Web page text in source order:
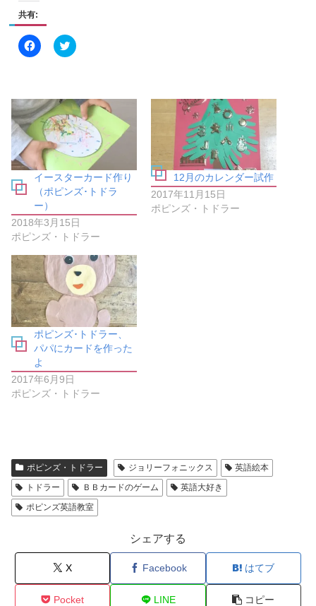
共有:
F
a
o
k
で
共
有
す
る
に
は
ク
リ
ッ
ク
し
て
く
さ
い
(
新
し
い
ウ
ィ
ン
ド
ウ
で
開
き
ま
す
ク
リ
T
w
i
t
t
e
r
で
共
有
(
新
い
ウ
ィ
ン
ド
ウ
で
開
き
ま
イースターカード作り
（ポピンズ･トドラ
ー）
2018年3月15日
ポピンズ・トドラー
12月のカレンダー試作
2017年11月15日
ポピンズ・トドラー
ポピンズ･トドラー、
パパにカードを作った
よ
2017年6月9日
ポピンズ・トドラー
ポピンズ・トドラー ジョリーフォニックス
英語絵本
トドラー
ＢＢカードのゲーム
英語大好き
ポピンズ英語教室
シェアする
X Facebook はてブ
Pocket LINE コピー